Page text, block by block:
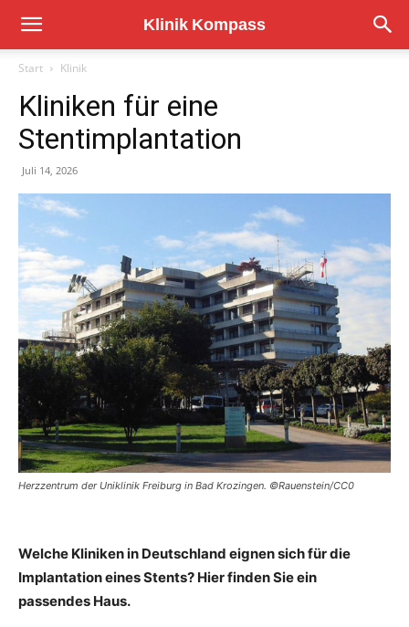
Start Klinik
Kliniken für eine
Stentimplantation
Juli 14, 2026
Herzzentrum der Uniklinik Freiburg in Bad Krozingen. ©Rauenstein/CC0
Welche Kliniken in Deutschland eignen sich für die
Implantation eines Stents? Hier finden Sie ein
passendes Haus.